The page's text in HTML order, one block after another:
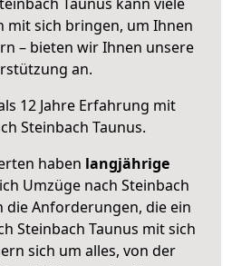
mit sich bringen, um Ihnen
– bieten wir Ihnen unsere
an.
12 Jahre Erfahrung mit
Steinbach Taunus.
haben langjährige
Umzüge nach Steinbach
die Anforderungen, die ein
Steinbach Taunus mit sich
sich um alles, von der